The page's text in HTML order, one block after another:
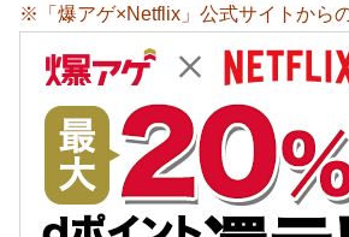
※「爆アゲ×Netflix」公式サイトから